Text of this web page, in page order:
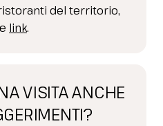
del territorio,
link.
VISITA ANCHE